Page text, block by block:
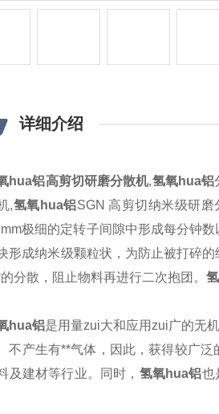
详细介绍
hua铝高剪切研磨分散机,氢氧hua铝
,氢氧hua铝SGN 高剪切纳米级研磨
极细的定转子间隙中形成每分钟
形成纳米级颗粒状，为防止被打碎的
分散，阻止物料再进行二次抱团。
hua铝是用量zui大和应用zui广的无
不产生有**气体，因此，获得较广
及建材等行业。同时， 氢氧hua铝也